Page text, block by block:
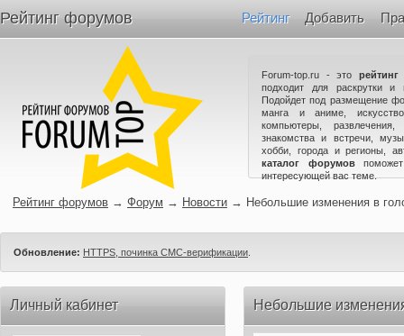
Рейтинг форумов Рейтинг Добавить
Forum-top.ru - это
подходит для раскрутки и
Подойдет под размещение
манга и аниме,
компьютеры,
знакомства и встречи,
хобби, города и регионы,
каталог форумов
интересующей вас теме.
Рейтинг форумов → Форум → Новости → Небольшие изменения в
Обновление: HTTPS, починка СМС-верификации
Личный кабинет Небольшие